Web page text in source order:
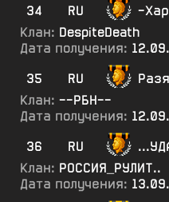
34
RU
-
Клан: DespiteDeath
Дата получения:
35
RU
Клан: --РБН--
Дата получения:
36
RU
Клан: РОССИЯ_РУЛИТ..
Дата получения: